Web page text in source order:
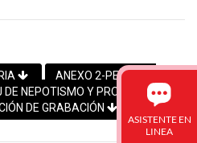
ANEXO 2-PERFIL DE
NEPOTISMO Y PROHIBICIONES
DE GRABACIÓN
ASISTENTE EN
LINEA